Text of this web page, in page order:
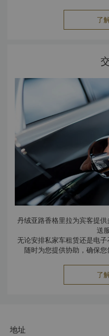
了
丹绒亚路香格里拉为宾客提
送
无论安排私家车租赁还是电
随时为您提供协助，确保您
了
地址